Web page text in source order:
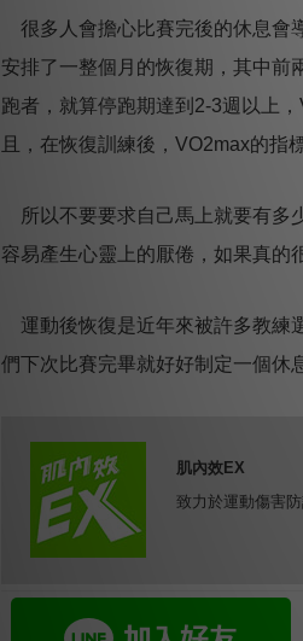
很多人會擔心比賽完後的休息會
安排了一整個月的恢復期，其中前
跑者，就算停跑期達到2-3週以上
且，在恢復訓練後，VO2max的指
所以不要要求自己馬上就要有多
容易產生心靈上的厭倦，如果真的
運動後恢復是近年來被許多教練
們下次比賽完畢就好好制定一個休
肌內效EX
致力於運動傷害